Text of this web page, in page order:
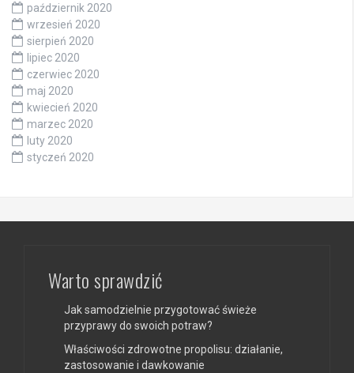
październik 2020
wrzesień 2020
sierpień 2020
lipiec 2020
czerwiec 2020
maj 2020
kwiecień 2020
marzec 2020
luty 2020
styczeń 2020
Warto sprawdzić
Jak samodzielnie przygotować świeże
przyprawy do swoich potraw?
Właściwości zdrowotne propolisu: działanie,
zastosowanie i dawkowanie